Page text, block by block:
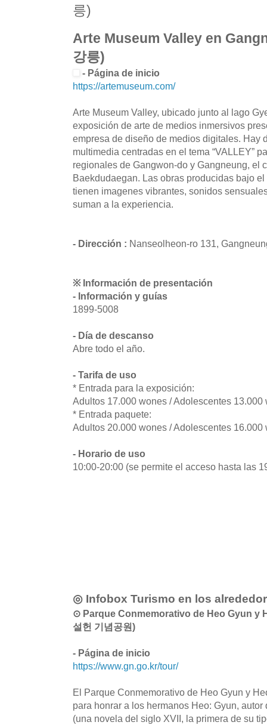
릉)
Arte Museum Valley en
강릉)
- Página de inicio
https://artemuseum.com/
Arte Museum Valley, ubicado junto al lago
exposición de arte de medios inmersivos
empresa de diseño de medios digitales. Hay
multimedia centradas en el tema “VALLEY”
regionales de Gangwon-do y Gangneung, el
Baekdudaegan. Las obras producidas bajo
tienen imagenes vibrantes, sonidos
suman a la experiencia.
- Dirección : Nanseolheon-ro 131,
※ Información de presentación
- Información y guías
1899-5008
- Día de descanso
Abre todo el año.
- Tarifa de uso
* Entrada para la exposición:
Adultos 17.000 wones / Adolescentes
* Entrada paquete:
Adultos 20.000 wones / Adolescentes
- Horario de uso
10:00-20:00 (se permite el acceso hasta las
◎ Infobox Turismo en los
⊙ Parque Conmemorativo de Heo Gyun y
설헌 기념공원)
- Página de inicio
https://www.gn.go.kr/tour/
El Parque Conmemorativo de Heo Gyun y
para honrar a los hermanos Heo: Gyun, autor
(una novela del siglo XVII, la primera de su